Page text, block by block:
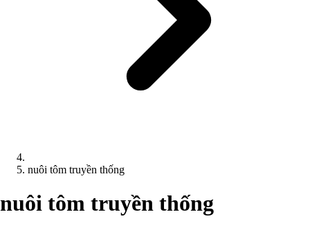
nuôi tôm truyền thống
nuôi tôm truyền thống